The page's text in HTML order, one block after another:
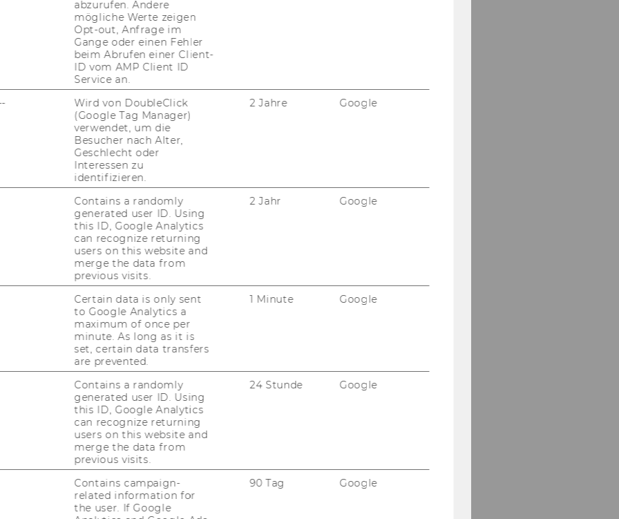
nur eAs­sis­tent/inn/en auf­ge­nom­men
kom­men­de Ver­wen­dung vor­ge­se­he­
nicht ab­ge­schlos­sen haben. Wir wei­
für eAs­sis­
von zwei Jah­ren vor­sieht.
Experimenten in Python/oTree
der Experimentorganisation und -
der Datenerfassung und -verarbeitung
Python-Programmierung
mit Datenbanken (PostGreSQL,
sindvon Vorteil
Analyse-Programmen
von Vorteil
abzurufen. Andere
mögliche Werte zeigen
Opt-out, Anfrage im
Gange oder einen Fehler
beim Abrufen einer Client-
ID vom AMP Client ID
Service an.
Wird von DoubleClick
(Google Tag Manager)
verwendet, um die
Besucher nach Alter,
Geschlecht oder
Interessen zu
identifizieren.
2 Jahre Google
Contains a randomly
generated user ID. Using
this ID, Google Analytics
can recognize returning
users on this website and
merge the data from
previous visits.
2 Jahr Google
Certain data is only sent
to Google Analytics a
maximum of once per
minute. As long as it is
set, certain data transfers
are prevented.
1 Minute Google
Contains a randomly
generated user ID. Using
this ID, Google Analytics
can recognize returning
users on this website and
merge the data from
previous visits.
24 Stunde Google
Contains campaign-
related information for
the user. If Google
90 Tag Google